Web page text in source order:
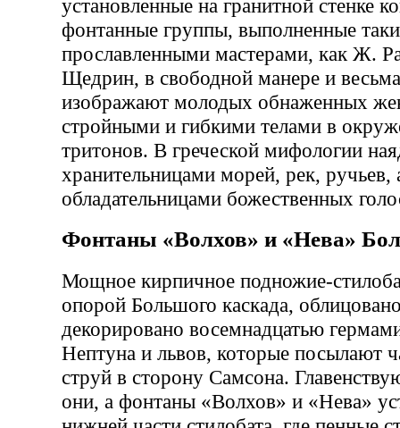
установленные на гранитной стенке
фонтанные группы, выполненные
прославленными мастерами, как Ж.
Щедрин, в свободной манере и
изображают молодых обнаженных
стройными и гибкими телами в
тритонов. В греческой мифологии
хранительницами морей, рек,
обладательницами божественных
Фонтаны «Волхов» и «Нева»
Мощное кирпичное подножие-
опорой Большого каскада,
декорировано восемнадцатью
Нептуна и львов, которые посылают
струй в сторону Самсона.
они, а фонтаны «Волхов» и «Нева»